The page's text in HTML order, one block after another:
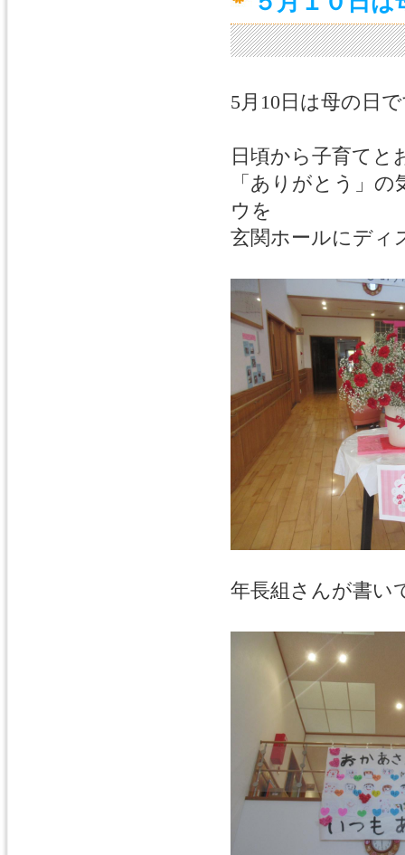
5月10日は母の日
日頃から子育てと
「ありがとう」
ウを
玄関ホールにディ
年長組さんが書い